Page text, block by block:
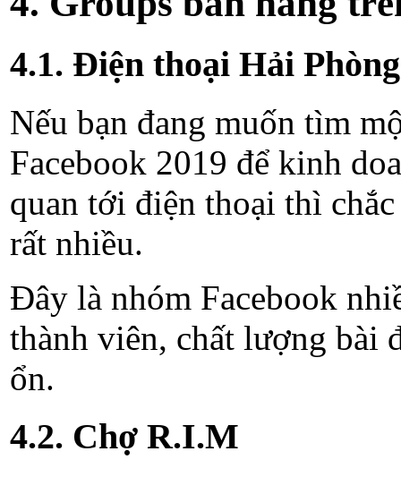
4.1. Điện thoại Hải Phòng
Nếu bạn đang muốn tìm
Facebook 2019 để kinh
quan tới điện thoại thì
rất nhiều.
Đây là nhóm Facebook
thành viên, chất lượng bài
ổn.
4.2. Chợ R.I.M